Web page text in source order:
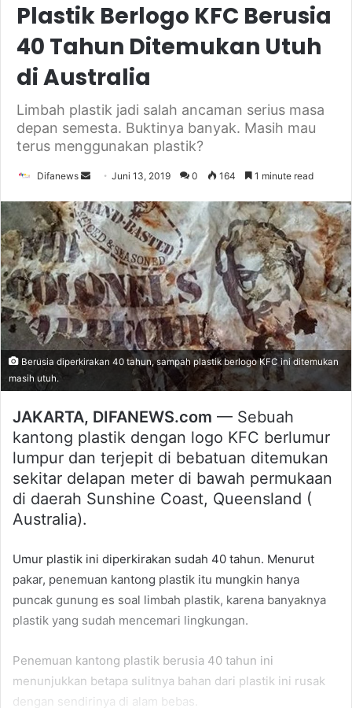
Plastik Berlogo KFC Berusia
40 Tahun Ditemukan Utuh
di Australia
Limbah plastik jadi salah ancaman serius masa
depan semesta. Buktinya banyak. Masih mau
terus menggunakan plastik?
Difanews
Send
email
Juni 13, 2019 0 164 1 minute read
Berusia diperkirakan 40 tahun, sampah plastik berlogo KFC ini ditemukan
masih utuh.
JAKARTA, DIFANEWS.com — Sebuah
kantong plastik dengan logo KFC berlumur
lumpur dan terjepit di bebatuan ditemukan
sekitar delapan meter di bawah permukaan
di daerah Sunshine Coast, Queensland (
Australia).
Umur plastik ini diperkirakan sudah 40 tahun. Menurut
pakar, penemuan kantong plastik itu mungkin hanya
puncak gunung es soal limbah plastik, karena banyaknya
plastik yang sudah mencemari lingkungan.
Penemuan kantong plastik berusia 40 tahun ini
menunjukkan betapa sulitnya bahan dari plastik ini rusak
dengan sendirinya di alam bebas.